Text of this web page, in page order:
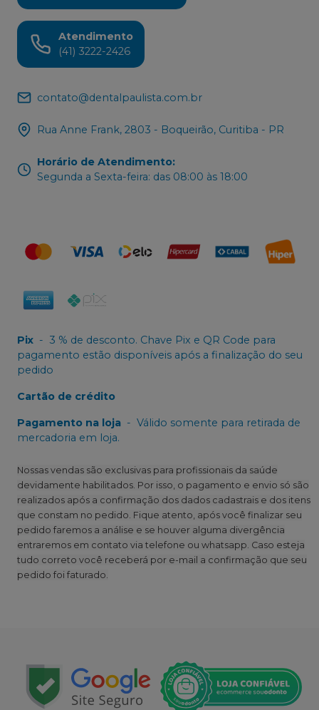
Atendimento
(41) 3222-2426
contato@dentalpaulista.com.br
Rua Anne Frank, 2803 - Boqueirão, Curitiba - PR
Horário de Atendimento:
Segunda a Sexta-feira: das 08:00 às 18:00
Pix - 3 % de desconto. Chave Pix e QR Code para
pagamento estão disponíveis após a finalização do seu
pedido
Cartão de crédito
Pagamento na loja - Válido somente para retirada de
mercadoria em loja.
Nossas vendas são exclusivas para profissionais da saúde
devidamente habilitados. Por isso, o pagamento e envio só são
realizados após a confirmação dos dados cadastrais e dos itens
que constam no pedido. Fique atento, após você finalizar seu
pedido faremos a análise e se houver alguma divergência
entraremos em contato via telefone ou whatsapp. Caso esteja
tudo correto você receberá por e-mail a confirmação que seu
pedido foi faturado.